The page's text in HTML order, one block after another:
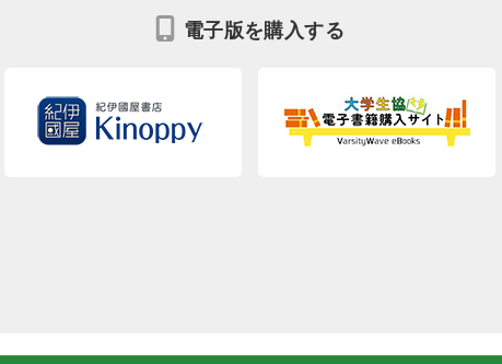
電子版を購入する